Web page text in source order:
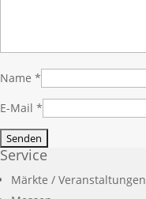
Name *
E-Mail *
Service
Märkte / Veranstaltungen